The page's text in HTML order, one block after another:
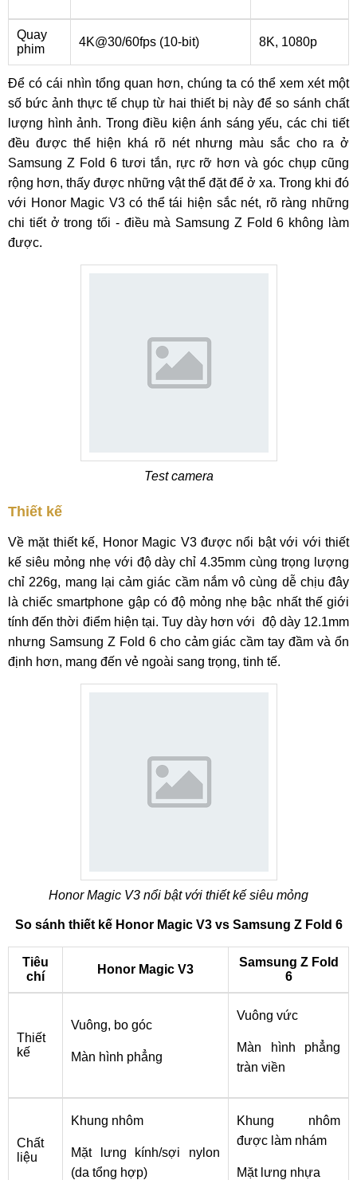
Quay
phim
4K@30/60fps (10-bit) 8K, 1080p
Để có cái nhìn tổng quan hơn, chúng ta có thể xem xét một
số bức ảnh thực tế chụp từ hai thiết bị này để so sánh chất
lượng hình ảnh. Trong điều kiện ánh sáng yếu, các chi tiết
đều được thể hiện khá rõ nét nhưng màu sắc cho ra ở
Samsung Z Fold 6 tươi tắn, rực rỡ hơn và góc chụp cũng
rộng hơn, thấy được những vật thể đặt để ở xa. Trong khi đó
với Honor Magic V3 có thể tái hiện sắc nét, rõ ràng những
chi tiết ở trong tối - điều mà Samsung Z Fold 6 không làm
được.
Test camera
Thiết kế
Về mặt thiết kế, Honor Magic V3 được nổi bật với với thiết
kế siêu mỏng nhẹ với độ dày chỉ 4.35mm cùng trọng lượng
chỉ 226g, mang lại cảm giác cầm nắm vô cùng dễ chịu đây
là chiếc smartphone gập có độ mỏng nhẹ bậc nhất thế giới
tính đến thời điểm hiện tại. Tuy dày hơn với độ dày 12.1mm
nhưng Samsung Z Fold 6 cho cảm giác cầm tay đầm và ổn
định hơn, mang đến vẻ ngoài sang trọng, tinh tế.
Honor Magic V3 nổi bật với thiết kế siêu mỏng
So sánh thiết kế Honor Magic V3 vs Samsung Z Fold 6
Tiêu
chí
Honor Magic V3
Samsung Z Fold
6
Thiết
kế
Vuông, bo góc
Màn hình phẳng
Vuông vức
Màn hình phẳng
tràn viền
Chất
liệu
Khung nhôm
Mặt lưng kính/sợi nylon
(da tổng hợp)
Khung nhôm
được làm nhám
Mặt lưng nhựa